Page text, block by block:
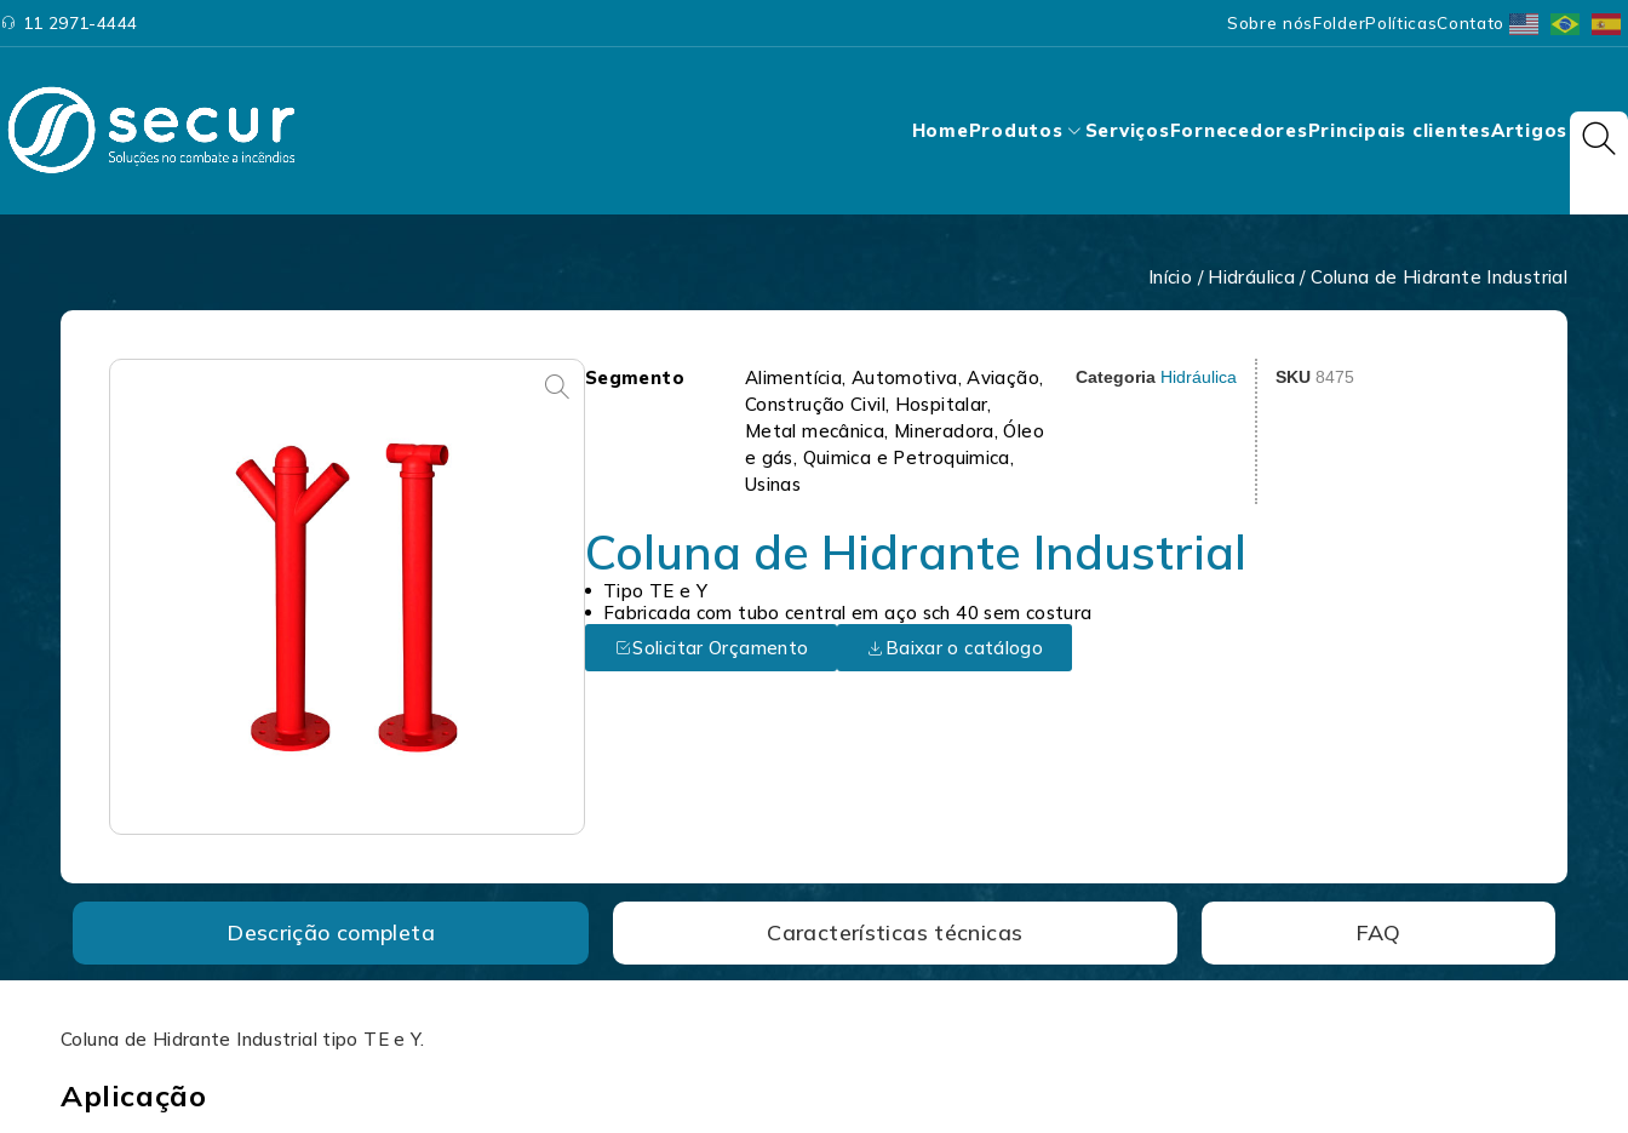
11 2971-4444 Sobre nósFolderPolíticasContato
HomeProdutos ServiçosFornecedoresPrincipais clientesArtigos
Categorias
Início / Hidráulica / Coluna de Hidrante Industrial
Segmento
Alimentícia, Automotiva, Aviação,
Construção Civil, Hospitalar,
Metal mecânica, Mineradora, Óleo
e gás, Quimica e Petroquimica,
Usinas
Categoria Hidráulica SKU8475
Coluna de Hidrante Industrial
Tipo TE e Y
Fabricada com tubo central em aço sch 40 sem costura
Solicitar Orçamento
Baixar o catálogo
Descrição completa Características técnicas FAQ
Coluna de Hidrante Industrial tipo TE e Y.
Aplicação